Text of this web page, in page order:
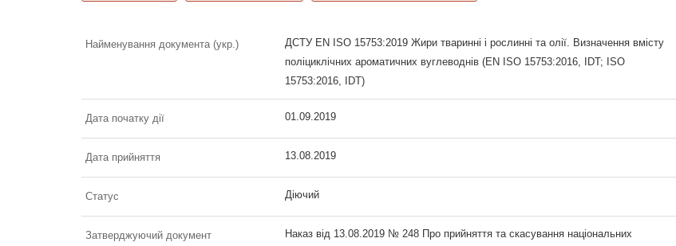
Найменування документа (укр.)
ДСТУ EN ISO 15753:2019 Жири тваринні і рослинні та олії. Визначення вмісту
поліциклічних ароматичних вуглеводнів (EN ISO 15753:2016, IDT; ISO
15753:2016, IDT)
Дата початку дії 01.09.2019
Дата прийняття 13.08.2019
Статус Діючий
Затверджуючий документ
Наказ від 13.08.2019 № 248 Про прийняття та скасування національних